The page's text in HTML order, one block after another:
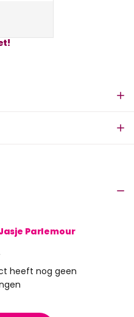
Parlemour
heeft nog geen